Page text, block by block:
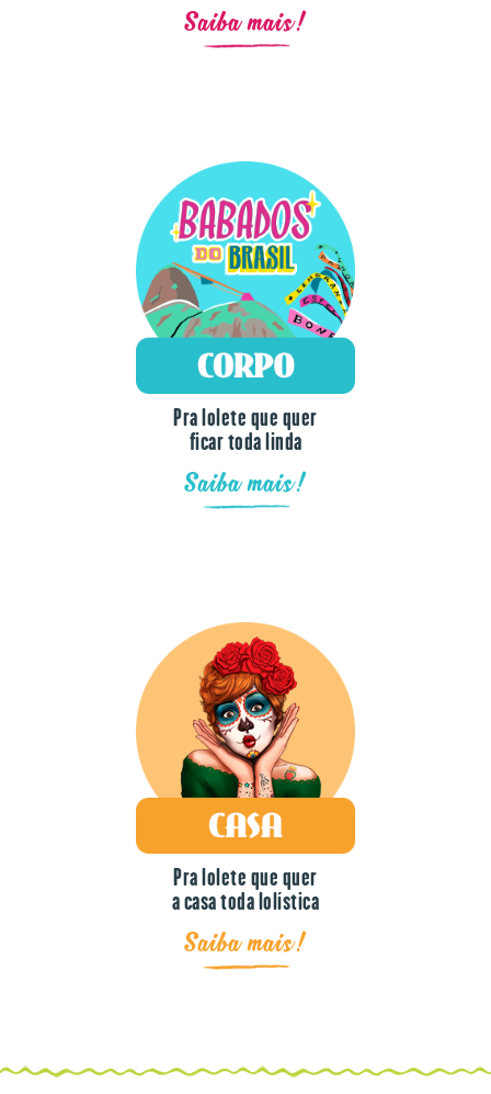
Saiba mais!
Pra lolete que quer
ficar toda linda
Saiba mais!
Pra lolete que quer
a casa toda lolística
Saiba mais!